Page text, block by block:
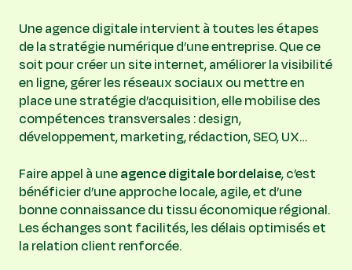
Une agence digitale intervient à toutes les étapes
de la stratégie numérique d’une entreprise. Que ce
soit pour créer un site internet, améliorer la visibilité
en ligne, gérer les réseaux sociaux ou mettre en
place une stratégie d’acquisition, elle mobilise des
compétences transversales : design,
développement, marketing, rédaction, SEO, UX…
Faire appel à uneagence digitale bordelaise, c’est
bénéficier d’une approche locale, agile, et d’une
bonne connaissance du tissu économique régional.
Les échanges sont facilités, les délais optimisés et
la relation client renforcée.